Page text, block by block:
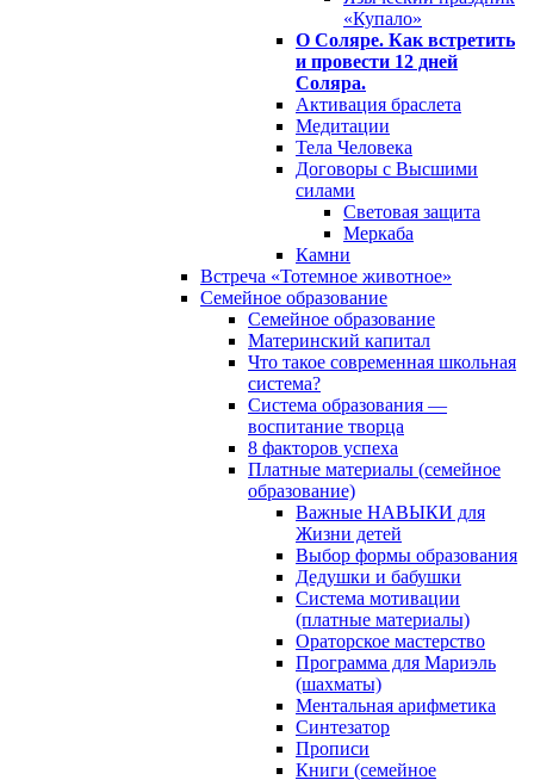
«Купало»
О Соляре. Как встретить
и провести 12 дней
Соляра.
Активация браслета
Медитации
Тела Человека
Договоры с Высшими
силами
Световая защита
Меркаба
Камни
Встреча «Тотемное животное»
Семейное образование
Семейное образование
Материнский капитал
Что такое современная школьная
система?
Система образования —
воспитание творца
8 факторов успеха
Платные материалы (семейное
образование)
Важные НАВЫКИ для
Жизни детей
Выбор формы образования
Дедушки и бабушки
Система мотивации
(платные материалы)
Ораторское мастерство
Программа для Мариэль
(шахматы)
Ментальная арифметика
Синтезатор
Прописи
Книги (семейное